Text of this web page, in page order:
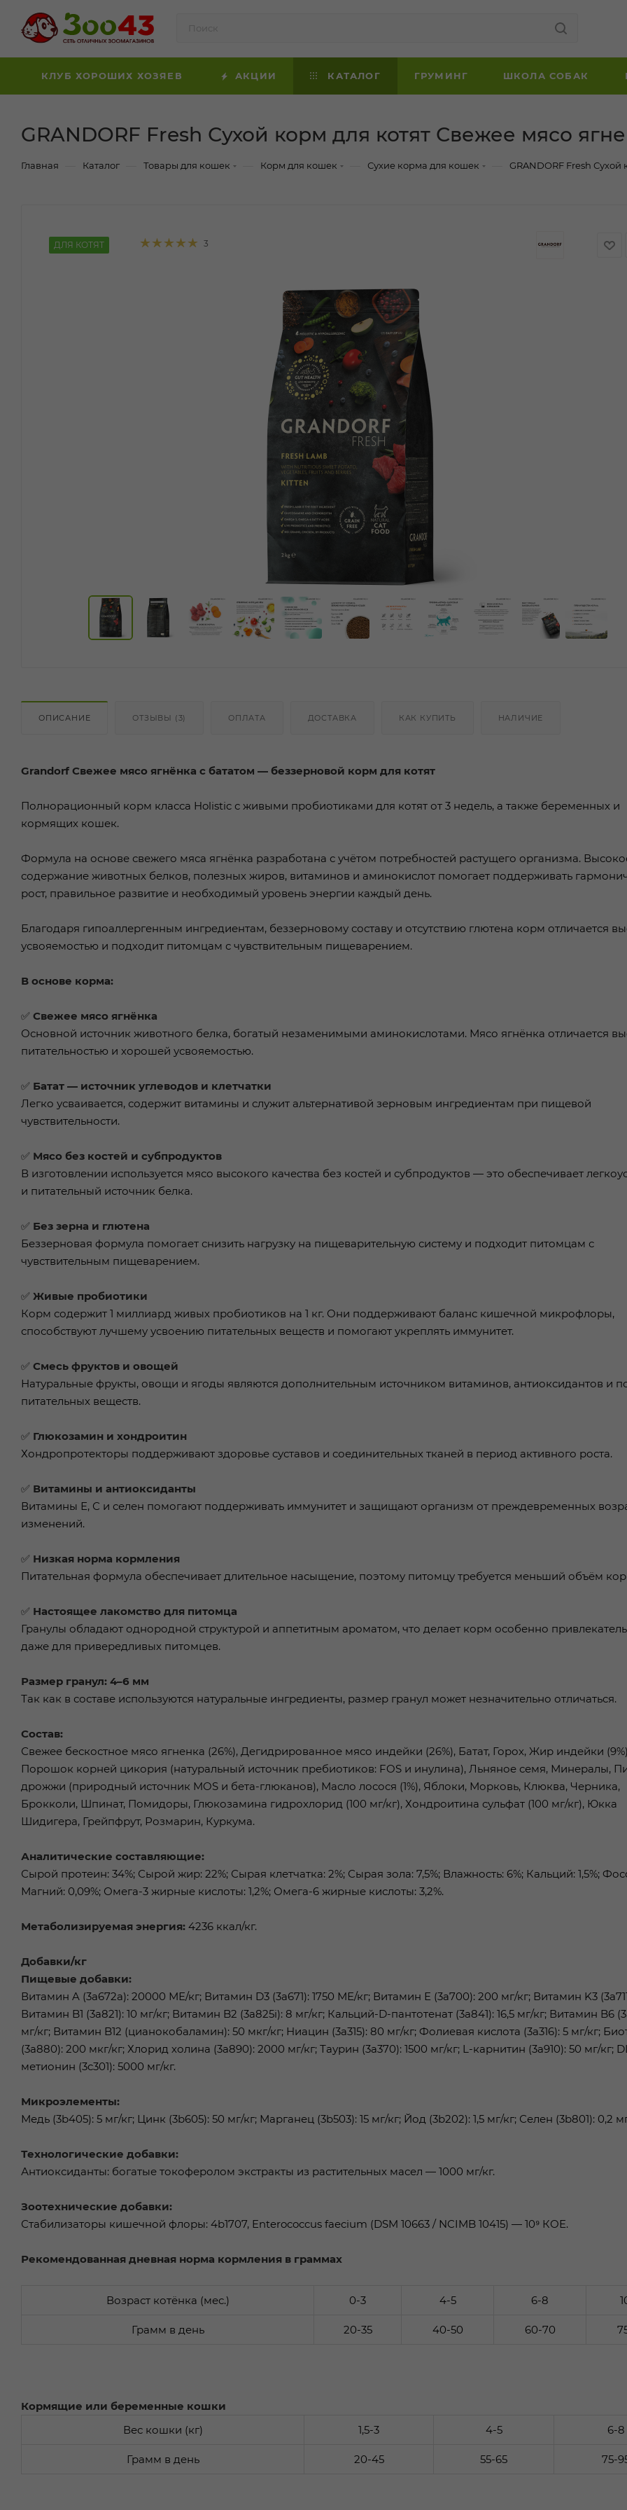
КЛУБ ХОРОШИХ ХОЗЯЕВ АКЦИИ КАТАЛОГ ГРУМИНГ ШКОЛА СОБАК
GRANDORF Fresh Сухой корм для котят Свежее мясо
Главная Каталог Товары для кошек Корм для кошек Сухие корма для кошек GRANDORF Fresh Сухой
ДЛЯ КОТЯТ 3
ОПИСАНИЕ ОТЗЫВЫ (3) ОПЛАТА ДОСТАВКА КАК КУПИТЬ НАЛИЧИЕ
Grandorf Свежее мясо ягнёнка с бататом — беззерновой корм для котят
Полнорационный корм класса Holistic с живыми пробиотиками для котят от 3 недель, а также беременных и
кормящих кошек.
Формула на основе свежего мяса ягнёнка разработана с учётом потребностей растущего организма.
содержание животных белков, полезных жиров, витаминов и аминокислот помогает поддерживать
рост, правильное развитие и необходимый уровень энергии каждый день.
Благодаря гипоаллергенным ингредиентам, беззерновому составу и отсутствию глютена корм отличается
усвояемостью и подходит питомцам с чувствительным пищеварением.
В основе корма:
✅ Свежее мясо ягнёнка
Основной источник животного белка, богатый незаменимыми аминокислотами. Мясо ягнёнка отличается
питательностью и хорошей усвояемостью.
✅ Батат — источник углеводов и клетчатки
Легко усваивается, содержит витамины и служит альтернативой зерновым ингредиентам при пищевой
чувствительности.
✅ Мясо без костей и субпродуктов
В изготовлении используется мясо высокого качества без костей и субпродуктов — это обеспечивает
и питательный источник белка.
✅ Без зерна и глютена
Беззерновая формула помогает снизить нагрузку на пищеварительную систему и подходит питомцам с
чувствительным пищеварением.
✅ Живые пробиотики
Корм содержит 1 миллиард живых пробиотиков на 1 кг. Они поддерживают баланс кишечной микрофлоры,
способствуют лучшему усвоению питательных веществ и помогают укреплять иммунитет.
✅ Смесь фруктов и овощей
Натуральные фрукты, овощи и ягоды являются дополнительным источником витаминов, антиоксидантов и
питательных веществ.
✅ Глюкозамин и хондроитин
Хондропротекторы поддерживают здоровье суставов и соединительных тканей в период активного роста.
✅ Витамины и антиоксиданты
Витамины Е, С и селен помогают поддерживать иммунитет и защищают организм от преждевременных
изменений.
✅ Низкая норма кормления
Питательная формула обеспечивает длительное насыщение, поэтому питомцу требуется меньший объём
✅ Настоящее лакомство для питомца
Гранулы обладают однородной структурой и аппетитным ароматом, что делает корм особенно
даже для привередливых питомцев.
Размер гранул: 4–6 мм
Так как в составе используются натуральные ингредиенты, размер гранул может незначительно отличаться.
Состав:
Свежее бескостное мясо ягненка (26%), Дегидрированное мясо индейки (26%), Батат, Горох, Жир индейки
Порошок корней цикория (натуральный источник пребиотиков: FOS и инулина), Льняное семя, Минералы,
дрожжи (природный источник MOS и бета-глюканов), Масло лосося (1%), Яблоки, Морковь, Клюква, Черника,
Брокколи, Шпинат, Помидоры, Глюкозамина гидрохлорид (100 мг/кг), Хондроитина сульфат (100 мг/кг), Юкка
Шидигера, Грейпфрут, Розмарин, Куркума.
Аналитические составляющие:
Сырой протеин: 34%; Сырой жир: 22%; Сырая клетчатка: 2%; Сырая зола: 7,5%; Влажность: 6%; Кальций: 1,5%;
Магний: 0,09%; Омега-3 жирные кислоты: 1,2%; Омега-6 жирные кислоты: 3,2%.
Метаболизируемая энергия: 4236 ккал/кг.
Добавки/кг
Пищевые добавки:
Витамин A (3a672a): 20000 МЕ/кг; Витамин D3 (3а671): 1750 МЕ/кг; Витамин Е (3а700): 200 мг/кг; Витамин K3
Витамин B1 (3a821): 10 мг/кг; Витамин B2 (3a825i): 8 мг/кг; Кальций-D-пантотенат (3a841): 16,5 мг/кг; Витамин B6
мг/кг; Витамин B12 (цианокобаламин): 50 мкг/кг; Ниацин (3a315): 80 мг/кг; Фолиевая кислота (3a316): 5 мг/кг;
(3a880): 200 мкг/кг; Хлорид холина (3a890): 2000 мг/кг; Таурин (3a370): 1500 мг/кг; L-карнитин (3a910): 50 мг/кг;
метионин (3c301): 5000 мг/кг.
Микроэлементы:
Медь (3b405): 5 мг/кг; Цинк (3b605): 50 мг/кг; Марганец (3b503): 15 мг/кг; Йод (3b202): 1,5 мг/кг; Селен (3b801): 0,2
Технологические добавки:
Антиоксиданты: богатые токоферолом экстракты из растительных масел — 1000 мг/кг.
Зоотехнические добавки:
Стабилизаторы кишечной флоры: 4b1707, Enterococcus faecium (DSM 10663 / NCIMB 10415) — 10⁹ КОЕ.
Рекомендованная дневная норма кормления в граммах
Возраст котёнка (мес.) 0-3 4-5 6-8
Грамм в день 20-35 40-50 60-70
Кормящие или беременные кошки
Вес кошки (кг)
1,5-3 4-5 6-8
Грамм в день 20-45 55-65 75-